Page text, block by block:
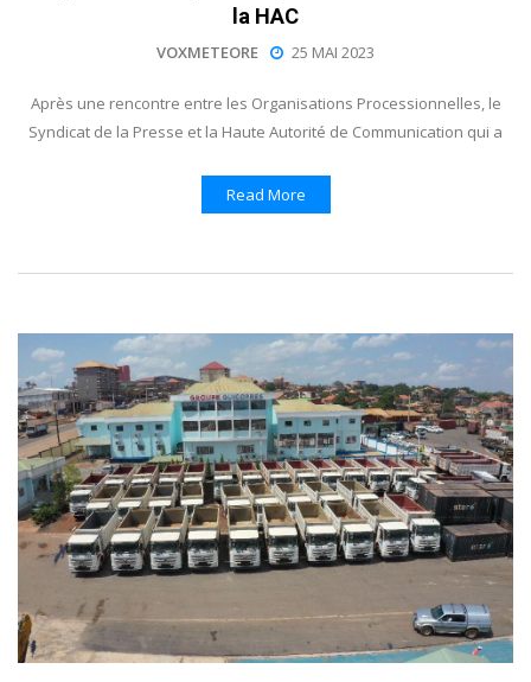
la HAC
VOXMETEORE 25 MAI 2023
Après une rencontre entre les Organisations Processionnelles, le
Syndicat de la Presse et la Haute Autorité de Communication qui a
Read More